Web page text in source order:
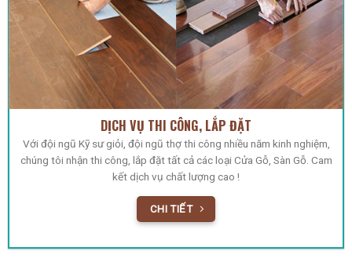
DỊCH VỤ THI CÔNG, LẮP ĐẶT
Với đội ngũ Kỹ sư giỏi, đội ngũ thợ thi công nhiều năm kinh nghiệm,
chúng tôi nhận thi công, lắp đặt tất cả các loại Cửa Gỗ, Sàn Gỗ. Cam
kết dịch vụ chất lượng cao !
CHI TIẾT